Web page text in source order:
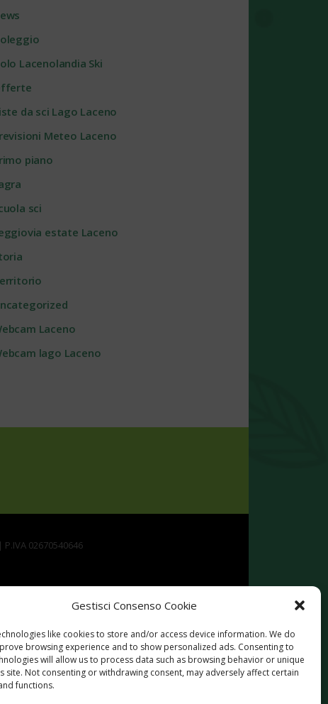
Gestisci Consenso Cookie
like cookies to store and/or access device information. We do
browsing experience and to show personalized ads. Consenting to
will allow us to process data such as browsing behavior or unique
site. Not consenting or withdrawing consent, may adversely affect certain
functions.
Lacenolandia Ski
da sci Lago Laceno
Meteo Laceno
piano
sci
estate Laceno
Laceno
lago Laceno
02670540646
per la Campania 2014-2020. Misura 19 -